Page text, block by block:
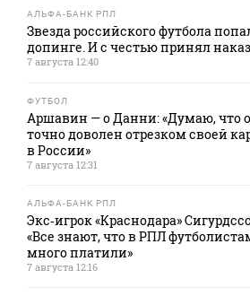
АЛЬФА-БАНК РПЛ
Звезда российского футбола
допинге. И с честью принял
7 августа 12:40
ФУТБОЛ
Аршавин — о Данни: «Думаю, что
точно доволен отрезком своей
в России»
7 августа 12:31
АЛЬФА-БАНК РПЛ
Экс‑игрок «Краснодара»
«Все знают, что в РПЛ
много платили»
7 августа 12:16